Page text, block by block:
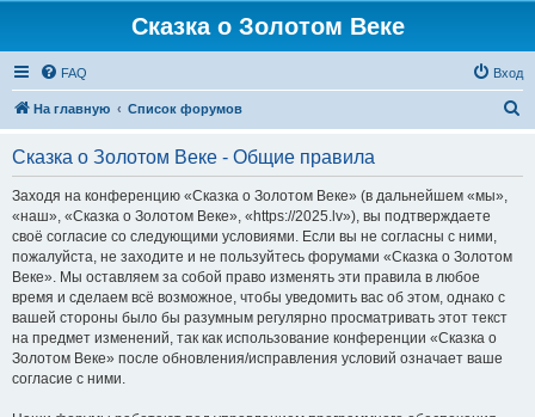
Сказка о Золотом Веке
FAQ Вход
На главную Список форумов
Сказка о Золотом Веке - Общие правила
Заходя на конференцию «Сказка о Золотом Веке» (в дальнейшем «мы»,
«наш», «Сказка о Золотом Веке», «https://2025.lv»), вы подтверждаете
своё согласие со следующими условиями. Если вы не согласны с ними,
пожалуйста, не заходите и не пользуйтесь форумами «Сказка о Золотом
Веке». Мы оставляем за собой право изменять эти правила в любое
время и сделаем всё возможное, чтобы уведомить вас об этом, однако с
вашей стороны было бы разумным регулярно просматривать этот текст
на предмет изменений, так как использование конференции «Сказка о
Золотом Веке» после обновления/исправления условий означает ваше
согласие с ними.